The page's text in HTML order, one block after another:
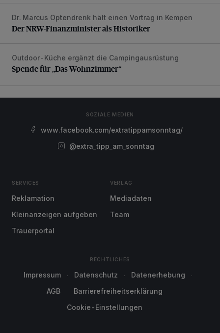
Der NRW-Finanzminister als Historiker
Dr. Marcus Optendrenk hält einen Vortrag in Kempen
Der NRW-Finanzminister als Historiker
Spende für „Das Wohnzimmer“
Outdoor-Küche ergänzt die Campingausrüstung
Spende für „Das Wohnzimmer“
SOZIALE MEDIEN
www.facebook.com/extratippamsonntag/
@extra_tipp_am_sonntag
SERVICES
Reklamation
Kleinanzeigen aufgeben
Trauerportal
VERLAG
Mediadaten
Team
RECHTLICHES
Impressum Datenschutz
Datenerhebung
AGB
Barrierefreiheitserklärung
Cookie-Einstellungen